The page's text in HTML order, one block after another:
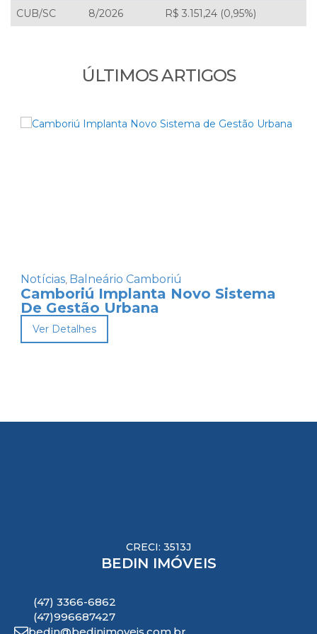
CUB/SC 8/2026 R$ 3.151,24 (0,95%)
ÚLTIMOS ARTIGOS
Notícias Balneário Camboriú
Camboriú Implanta Novo Sistema
De Gestão Urbana
Ver Detalhes
CRECI: 3513J
BEDIN IMÓVEIS
(47) 3366-6862
(47)996687427